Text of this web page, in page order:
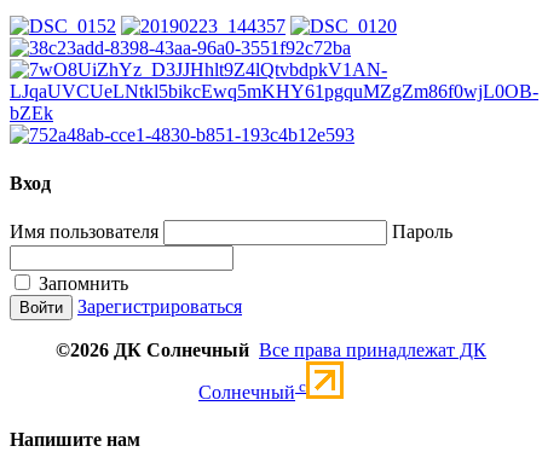
Вход
Имя пользователя Пароль
Запомнить
Зарегистрироваться
©2026 ДК Солнечный Все права принадлежат ДК
Солнечный c
Напишите нам